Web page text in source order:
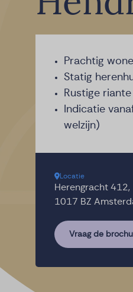
Prachtig
Statig
Rustige
Indicatie
welzijn)
Locatie
Herengracht 412,
1017 BZ
Vraag de